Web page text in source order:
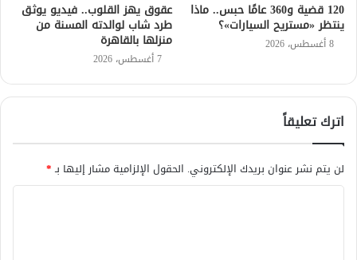
120 قضية و360 عامًا حبس.. ماذا
ينتظر «مستريح السيارات»؟
8 أغسطس، 2026
عقوق يهز القلوب.. فيديو يوثق
طرد شاب لوالدته المسنة من
منزلها بالقاهرة
7 أغسطس، 2026
اترك تعليقاً
لن يتم نشر عنوان بريدك الإلكتروني. الحقول الإلزامية مشار إليها بـ*